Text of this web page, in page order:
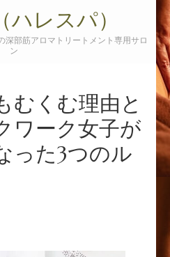
ハレスパ）
深部筋アロマトリートメント専用サロ
ン
むくむ理由と
ワーク女子が
った3つのル